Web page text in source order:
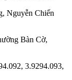
, Nguyễn Chiến
Bàn Cờ,
3.9294.093,